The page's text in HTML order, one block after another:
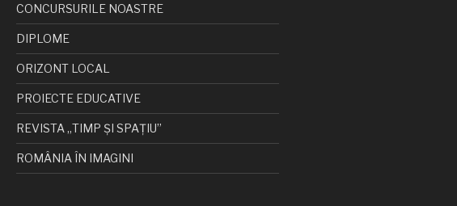
CONCURSURILE NOASTRE
DIPLOME
ORIZONT LOCAL
PROIECTE EDUCATIVE
REVISTA „TIMP ȘI SPAȚIU”
ROMÂNIA ÎN IMAGINI